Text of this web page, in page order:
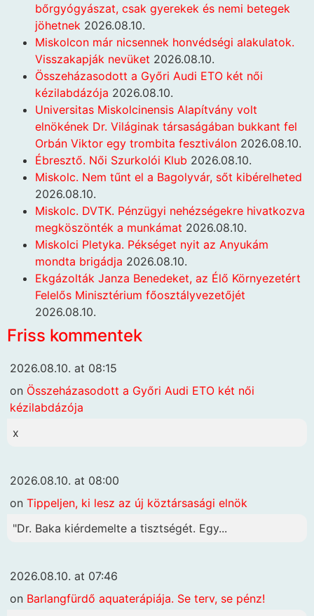
bőrgyógyászat, csak gyerekek és nemi betegek
jöhetnek 2026.08.10.
Miskolcon már nicsennek honvédségi alakulatok.
Visszakapják nevüket 2026.08.10.
Összeházasodott a Győri Audi ETO két női
kézilabdázója 2026.08.10.
Universitas Miskolcinensis Alapítvány volt
elnökének Dr. Világinak társaságában bukkant fel
Orbán Viktor egy trombita fesztiválon 2026.08.10.
Ébresztő. Női Szurkolói Klub 2026.08.10.
Miskolc. Nem tűnt el a Bagolyvár, sőt kibérelheted
2026.08.10.
Miskolc. DVTK. Pénzügyi nehézségekre hivatkozva
megköszönték a munkámat 2026.08.10.
Miskolci Pletyka. Pékséget nyit az Anyukám
mondta brigádja 2026.08.10.
Ekgázolták Janza Benedeket, az Élő Környezetért
Felelős Minisztérium főosztályvezetőjét
2026.08.10.
Friss kommentek
2026.08.10. at 08:15
on Összeházasodott a Győri Audi ETO két női
kézilabdázója
x
2026.08.10. at 08:00
on Tippeljen, ki lesz az új köztársasági elnök
"Dr. Baka kiérdemelte a tisztségét. Egy...
2026.08.10. at 07:46
on Barlangfürdő aquaterápiája. Se terv, se pénz!